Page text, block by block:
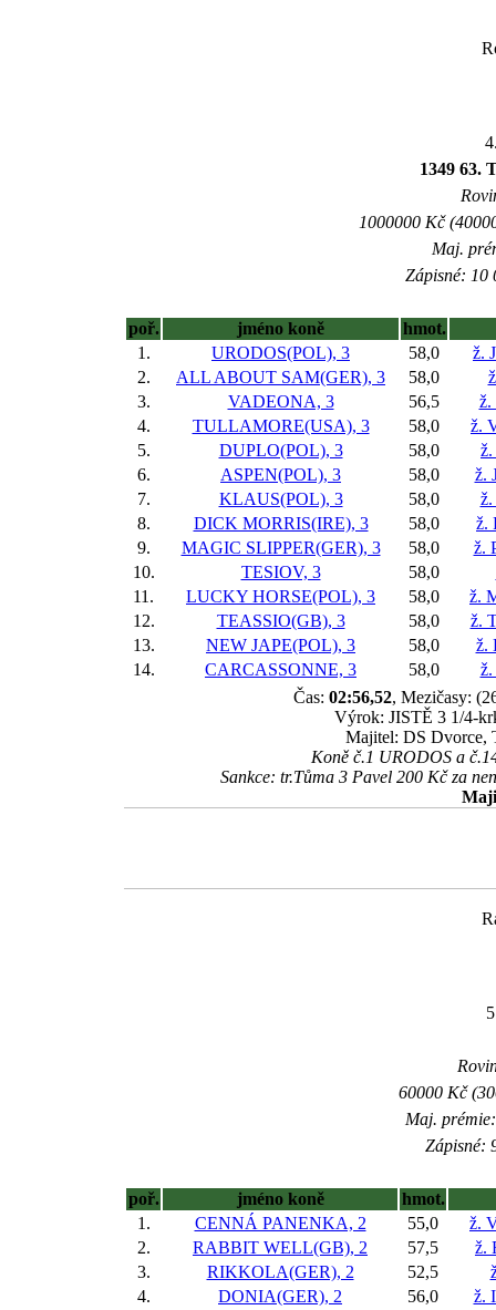
1349 63.
1000000 Kč
Maj.
Zápisné: 10
poř. jméno koně
hmot.
1.
URODOS(POL), 3 58,0
ž.
2.
ALL ABOUT SAM(GER), 3 58,0
3.
VADEONA, 3 56,5
ž.
4.
TULLAMORE(USA), 3 58,0
ž.
5.
DUPLO(POL), 3 58,0
6.
ASPEN(POL), 3 58,0
ž.
7.
KLAUS(POL), 3 58,0
ž.
8.
DICK MORRIS(IRE), 3 58,0
ž.
9.
MAGIC SLIPPER(GER), 3 58,0
ž.
10.
TESIOV, 3 58,0
11.
LUCKY HORSE(POL), 3 58,0
ž.
12.
TEASSIO(GB), 3 58,0
ž.
13.
NEW JAPE(POL), 3 58,0
ž.
14.
CARCASSONNE, 3 58,0
ž.
Čas: 02:56,52, Mezičasy:
Výrok: JISTĚ 3 1/4-
Majitel: DS Dvorce,
Koně č.1 URODOS a
Sankce: tr.Tůma 3 Pavel 200 Kč za
60000 Kč
Maj.
Zápisné:
poř. jméno koně
hmot.
1.
CENNÁ PANENKA, 2 55,0
ž.
2.
RABBIT WELL(GB), 2 57,5
ž.
3.
RIKKOLA(GER), 2 52,5
4.
DONIA(GER), 2 56,0 ž.